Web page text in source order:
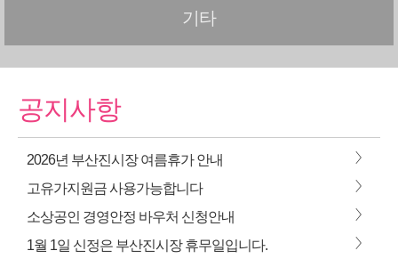
기타
공지사항
2026년 부산진시장 여름휴가 안내 >
고유가지원금 사용가능합니다 >
소상공인 경영안정 바우처 신청안내 >
1월 1일 신정은 부산진시장 휴무일입니다. >